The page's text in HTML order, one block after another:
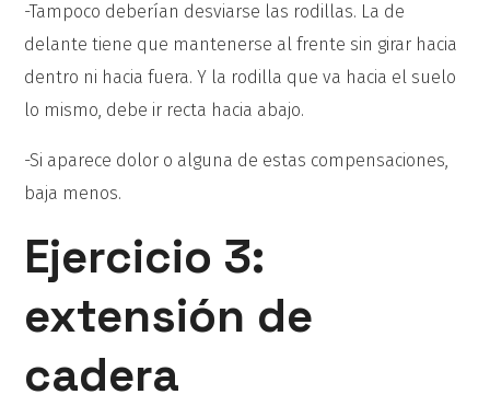
-Tampoco deberían desviarse las rodillas. La de
delante tiene que mantenerse al frente sin girar hacia
dentro ni hacia fuera. Y la rodilla que va hacia el suelo
lo mismo, debe ir recta hacia abajo.
-Si aparece dolor o alguna de estas compensaciones,
baja menos.
Ejercicio 3:
extensión de
cadera